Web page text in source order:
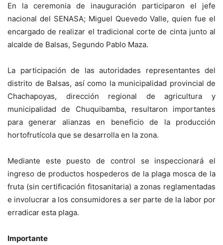
En la ceremonia de inauguración participaron el jefe
nacional del SENASA; Miguel Quevedo Valle, quien fue el
encargado de realizar el tradicional corte de cinta junto al
alcalde de Balsas, Segundo Pablo Maza.
La participación de las autoridades representantes del
distrito de Balsas, así como la municipalidad provincial de
Chachapoyas, dirección regional de agricultura y
municipalidad de Chuquibamba, resultaron importantes
para generar alianzas en beneficio de la producción
hortofrutícola que se desarrolla en la zona.
Mediante este puesto de control se inspeccionará el
ingreso de productos hospederos de la plaga mosca de la
fruta (sin certificación fitosanitaria) a zonas reglamentadas
e involucrar a los consumidores a ser parte de la labor por
erradicar esta plaga.
Importante